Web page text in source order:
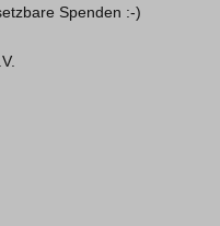
Spenden :-)